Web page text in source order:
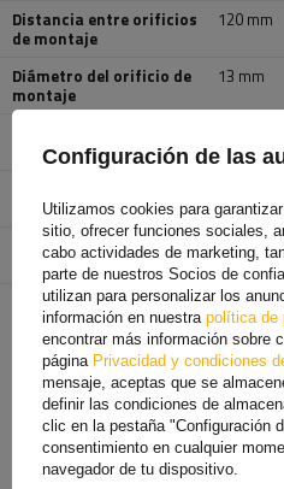
Distancia entre orificios
de montaje
120 mm
Diámetro del orificio de
montaje
13 mm
enganche
enganche
Entidad responsable de
este producto en la UE
AL-KO
TE VA A
Configuración de las
Utilizamos cookies para
sitio, ofrecer funciones sociales,
cabo actividades de marketing,
parte de nuestros Socios de
utilizan para personalizar los
información en nuestra política de
encontrar más información sobre
página Privacidad y condiciones
mensaje, aceptas que se
definir las condiciones de
clic en la pestaña "Configuración
consentimiento en cualquier
navegador de tu dispositivo.